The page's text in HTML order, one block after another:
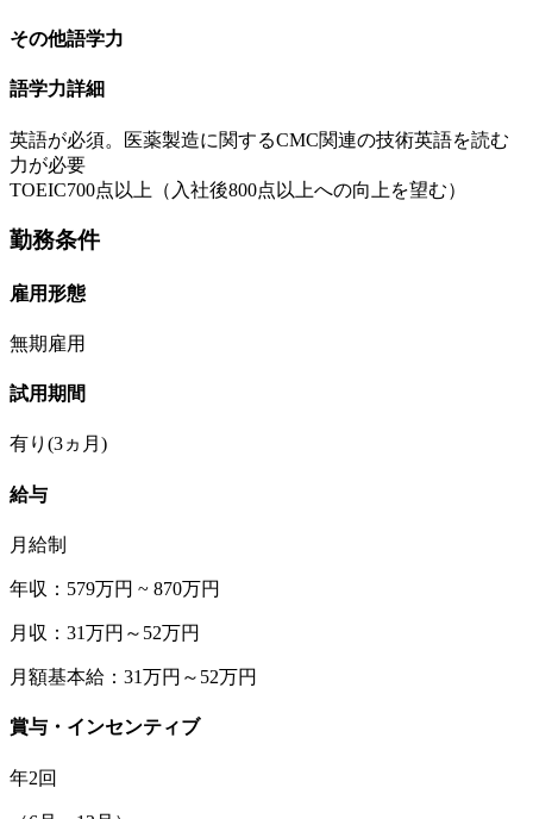
その他語学力
語学力詳細
英語が必須。医薬製造に関するCMC関連の技術英語を読む
力が必要
TOEIC700点以上（入社後800点以上への向上を望む）
勤務条件
雇用形態
無期雇用
試用期間
有り(3ヵ月)
給与
月給制
年収：579万円 ~ 870万円
月収：31万円～52万円
月額基本給：31万円～52万円
賞与・インセンティブ
年2回